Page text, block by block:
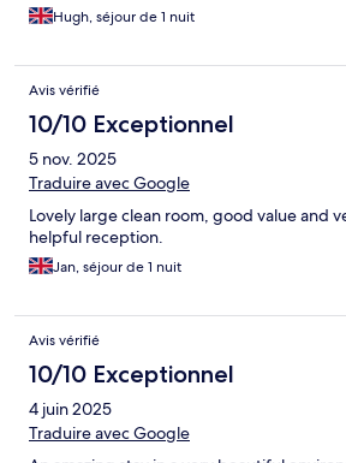
Hugh, séjour de 1 nuit
Avis vérifié
10/10 Exceptionnel
5 nov. 2025
Traduire avec Google
Lovely large clean room, good value and
helpful reception.
Jan, séjour de 1 nuit
Avis vérifié
10/10 Exceptionnel
4 juin 2025
Traduire avec Google